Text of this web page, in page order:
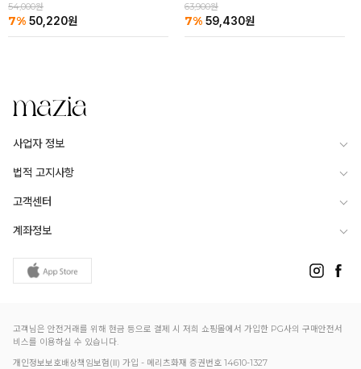
54,000원
7% 50,220원
63,900원
7% 59,430원
사업자 정보
법적 고지사항
고객센터
계좌정보
고객님은 안전거래를 위해 현금 등으로 결제 시 저희 쇼핑몰에서 가입한 PG사의 구매안전서
비스를 이용하실 수 있습니다.
개인정보보호배상책임보험(Ⅱ) 가입 - 메리츠화재 증권번호 14610-1327